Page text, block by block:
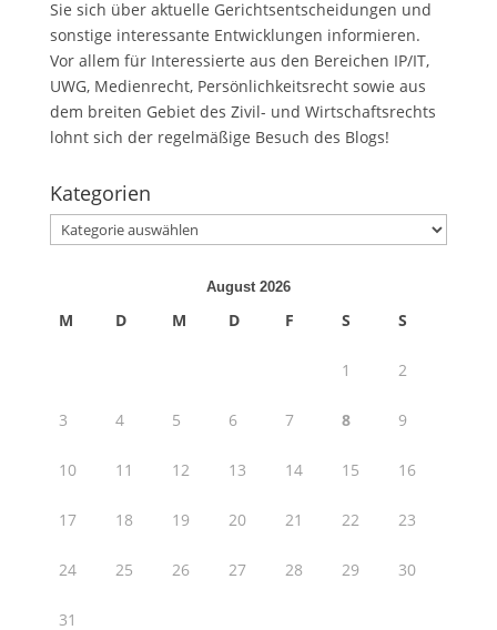
Sie sich über aktuelle Gerichtsentscheidungen und
sonstige interessante Entwicklungen informieren.
Vor allem für Interessierte aus den Bereichen IP/IT,
UWG, Medienrecht, Persönlichkeitsrecht sowie aus
dem breiten Gebiet des Zivil- und Wirtschaftsrechts
lohnt sich der regelmäßige Besuch des Blogs!
Kategorien
Kategorien
August 2026
M D M D F S S
1 2
3 4 5 6 7 8 9
10 11 12 13 14 15 16
17 18 19 20 21 22 23
24 25 26 27 28 29 30
31